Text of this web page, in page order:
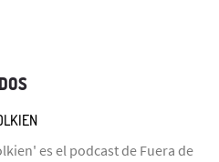
es el podcast de Fuera de